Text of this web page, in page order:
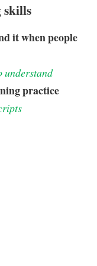
it when people
understand
practice